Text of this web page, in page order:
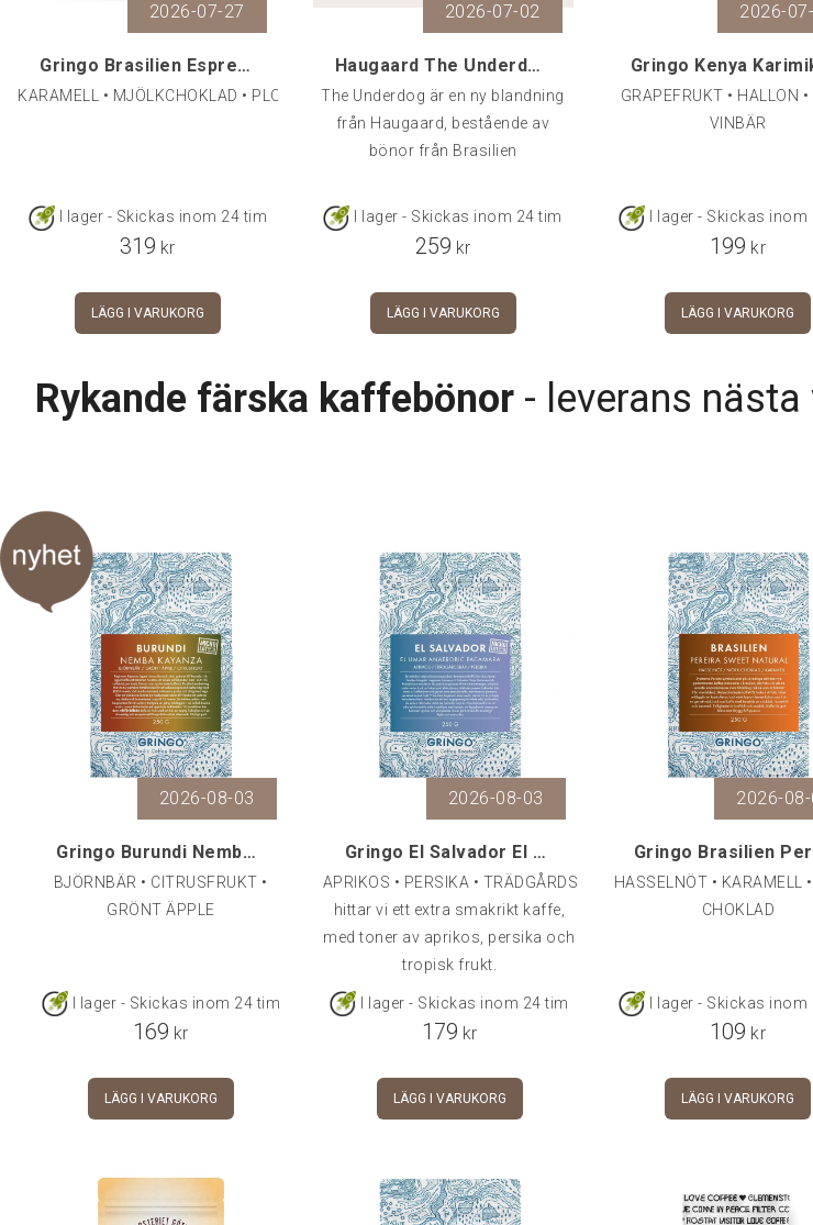
2026-07-27
Gringo Brasilien Espresso FAF RESERVE, 500 g
KARAMELL • MJÖLKCHOKLAD • PLOMMON
I lager - Skickas inom 24 tim
319 kr
LÄGG I VARUKORG
2026-07-02
Haugaard The Underdog, 500 g
The Underdog är en ny blandning
från Haugaard, bestående av
bönor från Brasilien
I lager - Skickas inom 24 tim
259 kr
LÄGG I VARUKORG
2026-
GRAPEFRUKT • HALLON •
VINBÄR
I lager - Skickas inom
199 kr
LÄGG I VARUKORG
Rykande färska kaffebönor - leverans
2026-08-03
Gringo Burundi Nemba Kayanza, 250 g
BJÖRNBÄR • CITRUSFRUKT •
GRÖNT ÄPPLE
I lager - Skickas inom 24 tim
169 kr
LÄGG I VARUKORG
2026-08-03
Gringo El Salvador El Limar Anaerobic Pacamara, 25
APRIKOS • PERSIKA • TRÄDGÅRDSBÄR Här
hittar vi ett extra smakrikt kaffe,
med toner av aprikos, persika och
tropisk frukt.
I lager - Skickas inom 24 tim
179 kr
LÄGG I VARUKORG
2026-
HASSELNÖT • KARAMELL
CHOKLAD
I lager - Skickas inom
109 kr
LÄGG I VARUKORG